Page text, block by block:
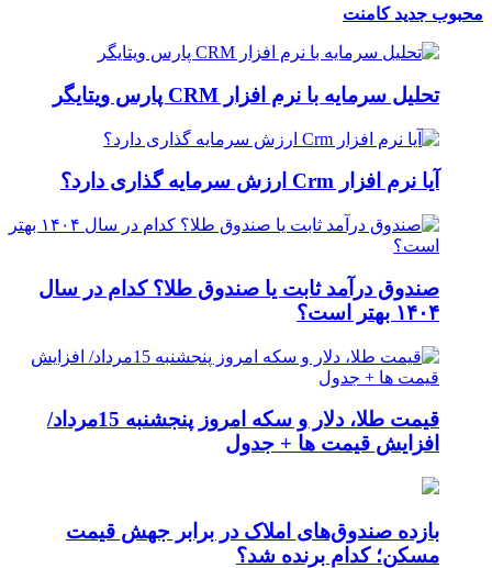
محبوب جدیدکامنت
تحلیل سرمایه با نرم افزار CRM پارس ویتایگر
آیا نرم افزار Crm ارزش سرمایه گذاری دارد؟
صندوق درآمد ثابت یا صندوق طلا؟ کدام در سال
۱۴۰۴ بهتر است؟
قیمت طلا، دلار و سکه امروز پنجشنبه 15مرداد/
افزایش قیمت ها + جدول
بازده صندوق‌های املاک در برابر جهش قیمت
مسکن؛ کدام برنده شد؟